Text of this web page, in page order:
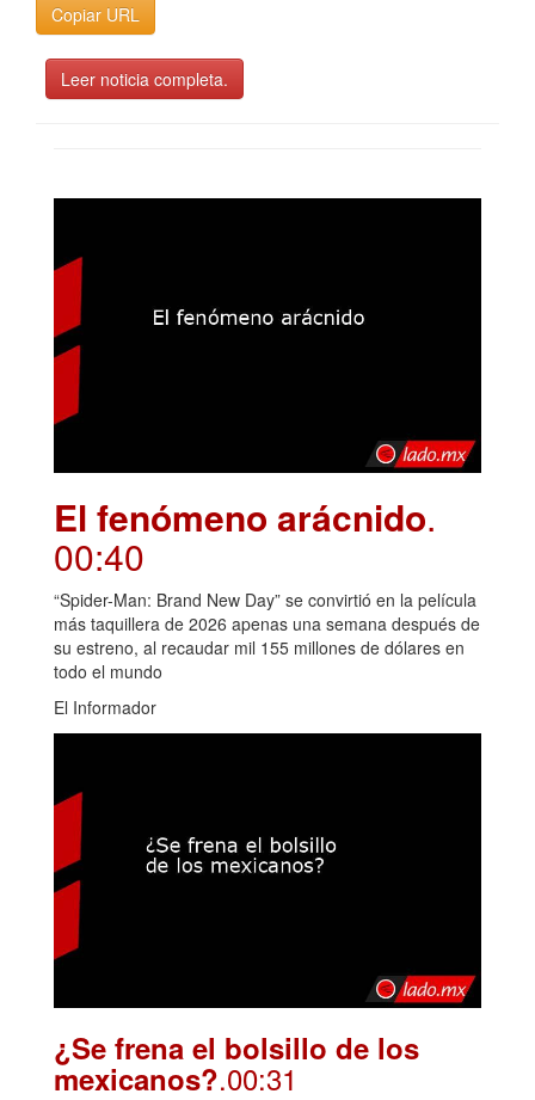
Copiar URL
Leer noticia completa.
El fenómeno arácnido.
00:40
“Spider-Man: Brand New Day” se convirtió en la película
más taquillera de 2026 apenas una semana después de
su estreno, al recaudar mil 155 millones de dólares en
todo el mundo
El Informador
¿Se frena el bolsillo de los
mexicanos?.00:31